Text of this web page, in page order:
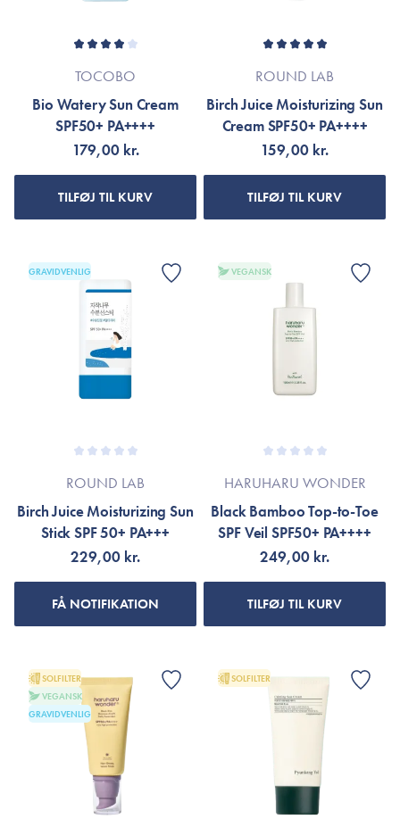
TOCOBO
Bio Watery Sun Cream
SPF50+ PA++++
179,00 kr.
TILFØJ TIL KURV
ROUND LAB
Birch Juice Moisturizing Sun
Cream SPF50+ PA++++
159,00 kr.
TILFØJ TIL KURV
GRAVIDVENLIG
ROUND LAB
Birch Juice Moisturizing Sun
Stick SPF 50+ PA+++
229,00 kr.
FÅ NOTIFIKATION
VEGANSK
HARUHARU WONDER
Black Bamboo Top-to-Toe
SPF Veil SPF50+ PA++++
249,00 kr.
TILFØJ TIL KURV
SOLFILTER
VEGANSK
GRAVIDVENLIG
SOLFILTER